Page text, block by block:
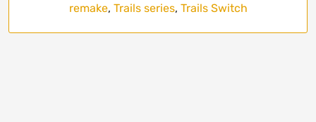
remake, Trails series, Trails Switch